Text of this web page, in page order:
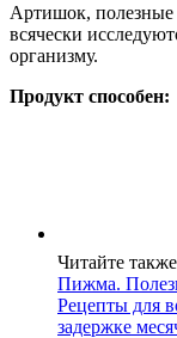
Артишок, полезные
всячески
организму.
Продукт способен:
Читайте
Пижма.
Рецепты для
задержке